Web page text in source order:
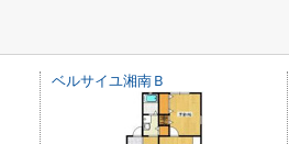
ベルサイユ湘南Ｂ